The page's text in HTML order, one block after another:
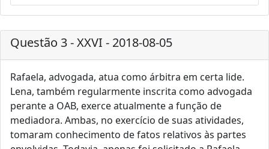
Questão 3 - XXVI - 2018-08-05
Rafaela, advogada, atua como árbitra em certa lide.
Lena, também regularmente inscrita como advogada
perante a OAB, exerce atualmente a função de
mediadora. Ambas, no exercício de suas atividades,
tomaram conhecimento de fatos relativos às partes